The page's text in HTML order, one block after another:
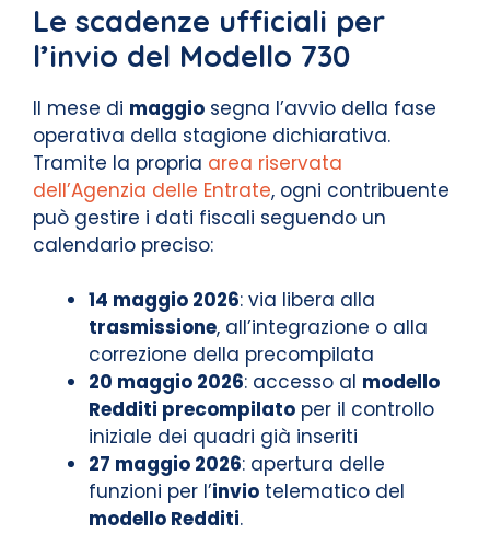
Le scadenze ufficiali per
l’invio del Modello 730
Il mese di maggio segna l’avvio della fase
operativa della stagione dichiarativa.
Tramite la propria area riservata
dell’Agenzia delle Entrate, ogni contribuente
può gestire i dati fiscali seguendo un
calendario preciso:
14 maggio 2026: via libera alla
trasmissione, all’integrazione o alla
correzione della precompilata
20 maggio 2026: accesso al modello
Redditi precompilato per il controllo
iniziale dei quadri già inseriti
27 maggio 2026: apertura delle
funzioni per l’invio telematico del
modello Redditi.